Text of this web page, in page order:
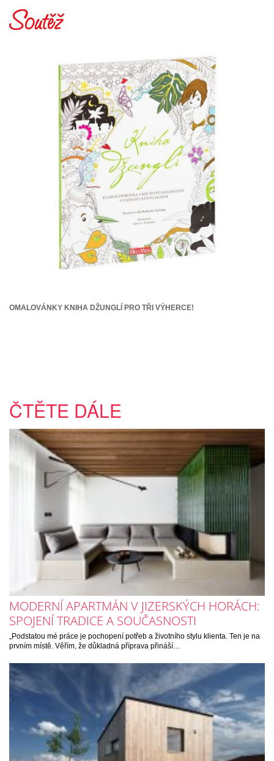
OMALOVÁNKY KNIHA DŽUNGLÍ PRO TŘI VÝHERCE!
ČTĚTE DÁLE
MODERNÍ APARTMÁN V JIZERSKÝCH HORÁCH:
SPOJENÍ TRADICE A SOUČASNOSTI
„Podstatou mé práce je pochopení potřeb a životního stylu klienta. Ten je na
prvním místě. Věřím, že důkladná příprava přináší…